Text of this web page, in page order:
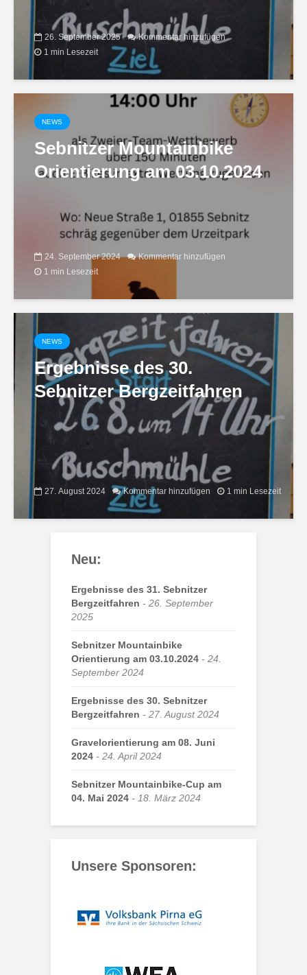
26. September 2025
Kommentar hinzufügen
1 min Lesezeit
NEWS
Sebnitzer Mountainbike
Orientierung am 03.10.2024
24. September 2024
Kommentar hinzufügen
1 min Lesezeit
NEWS
Ergebnisse des 30.
Sebnitzer Bergzeitfahren
27. August 2024 Kommentar hinzufügen 1 min Lesezeit
Neu:
Ergebnisse des 31. Sebnitzer
Bergzeitfahren
26. September
2025
Sebnitzer Mountainbike
Orientierung am 03.10.2024
24.
September 2024
Ergebnisse des 30. Sebnitzer
Bergzeitfahren
27. August 2024
Gravelorientierung am 08. Juni
2024
24. April 2024
Sebnitzer Mountainbike-Cup am
04. Mai 2024
18. März 2024
Unsere Sponsoren: